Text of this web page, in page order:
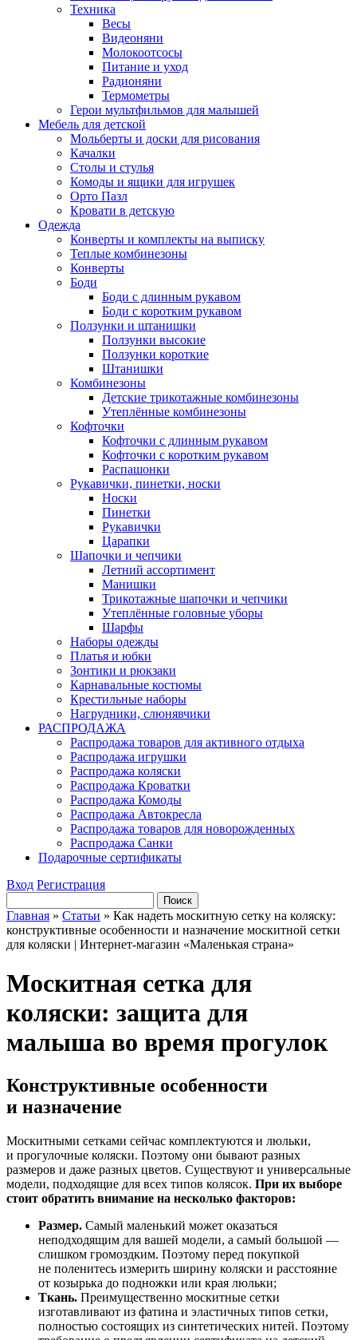
Техника
Весы
Видеоняни
Молокоотсосы
Питание и уход
Радионяни
Термометры
Герои мультфильмов для малышей
Мебель для детской
Мольберты и доски для рисования
Качалки
Столы и стулья
Комоды и ящики для игрушек
Орто Пазл
Кровати в детскую
Одежда
Конверты и комплекты на выписку
Теплые комбинезоны
Конверты
Боди
Боди с длинным рукавом
Боди с коротким рукавом
Ползунки и штанишки
Ползунки высокие
Ползунки короткие
Штанишки
Комбинезоны
Детские трикотажные комбинезоны
Утеплённые комбинезоны
Кофточки
Кофточки с длинным рукавом
Кофточки с коротким рукавом
Распашонки
Рукавички, пинетки, носки
Носки
Пинетки
Рукавички
Царапки
Шапочки и чепчики
Летний ассортимент
Манишки
Трикотажные шапочки и чепчики
Утеплённые головные уборы
Шарфы
Наборы одежды
Платья и юбки
Зонтики и рюкзаки
Карнавальные костюмы
Крестильные наборы
Нагрудники, слюнявчики
РАСПРОДАЖА
Распродажа товаров для активного отдыха
Распродажа игрушки
Распродажа коляски
Распродажа Кроватки
Распродажа Комоды
Распродажа Автокресла
Распродажа товаров для новорожденных
Распродажа Санки
Подарочные сертификаты
Вход Регистрация
Главная » Статьи » Как надеть москитную сетку на коляску:
конструктивные особенности и назначение москитной сетки
для коляски | Интернет-магазин «Маленькая страна»
Москитная сетка для
коляски: защита для
малыша во время прогулок
Конструктивные особенности
и назначение
Москитными сетками сейчас комплектуются и люльки,
и прогулочные коляски. Поэтому они бывают разных
размеров и даже разных цветов. Существуют и универсальные
модели, подходящие для всех типов колясок. При их выборе
стоит обратить внимание на несколько факторов:
Размер. Самый маленький может оказаться
неподходящим для вашей модели, а самый большой —
слишком громоздким. Поэтому перед покупкой
не поленитесь измерить ширину коляски и расстояние
от козырька до подножки или края люльки;
Ткань. Преимущественно москитные сетки
изготавливают из фатина и эластичных типов сетки,
полностью состоящих из синтетических нитей. Поэтому